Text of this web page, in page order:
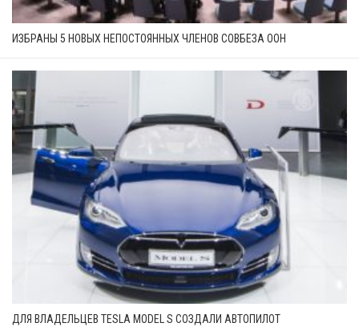
ИЗБРАНЫ 5 НОВЫХ НЕПОСТОЯННЫХ ЧЛЕНОВ СОВБЕЗА ООН
ДЛЯ ВЛАДЕЛЬЦЕВ TESLA MODEL S СОЗДАЛИ АВТОПИЛОТ